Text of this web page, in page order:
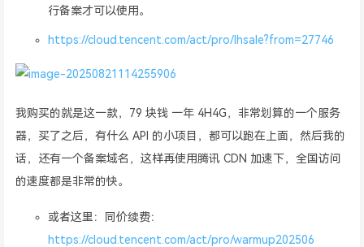
行备案才可以使用。
https://cloud.tencent.com/act/pro/lhsale?from=27746
我购买的就是这一款，79 块钱 一年 4H4G，非常划算的一个服务
器，买了之后，有什么 API 的小项目，都可以跑在上面，然后我的
话，还有一个备案域名，这样再使用腾讯 CDN 加速下，全国访问
的速度都是非常的快。
或者这里：同价续费：
https://cloud.tencent.com/act/pro/warmup202506